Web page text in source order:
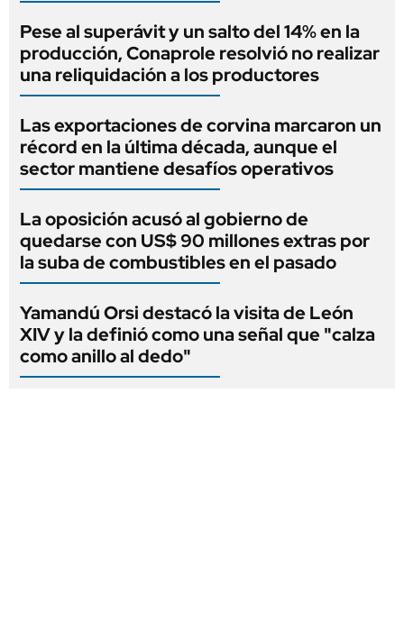
Pese al superávit y un salto del 14% en la
producción, Conaprole resolvió no realizar
una reliquidación a los productores
Las exportaciones de corvina marcaron un
récord en la última década, aunque el
sector mantiene desafíos operativos
La oposición acusó al gobierno de
quedarse con US$ 90 millones extras por
la suba de combustibles en el pasado
Yamandú Orsi destacó la visita de León
XIV y la definió como una señal que "calza
como anillo al dedo"